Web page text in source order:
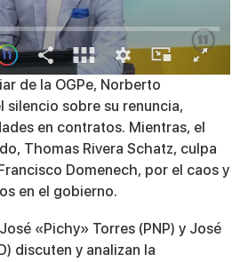
de la OGPe, Norberto
silencio sobre su renuncia,
en contratos. Mientras, el
Thomas Rivera Schatz, culpa
Domenech, por el caos y
en el gobierno.
«Pichy» Torres (PNP) y José
discuten y analizan la